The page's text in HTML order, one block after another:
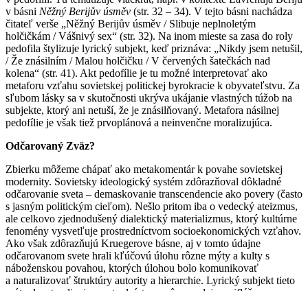
v básni Něžný Berijův úsměv (str. 32 – 34). V tejto básni nachádza
čitateľ verše „Něžný Berijův úsměv / Slibuje neplnoletým
holčičkám / Vášnivý sex“ (str. 32). Na inom mieste sa zasa do roly
pedofila štylizuje lyrický subjekt, keď priznáva: „Nikdy jsem netušil,
/ Že znásilním / Malou holčičku / V červených šatečkách nad
kolena“ (str. 41). Akt pedofílie je tu možné interpretovať ako
metaforu vzťahu sovietskej politickej byrokracie k obyvateľstvu. Za
sľubom lásky sa v skutočnosti ukrýva ukájanie vlastných túžob na
subjekte, ktorý ani netuší, že je znásilňovaný. Metafora násilnej
pedofílie je však tiež prvoplánová a neinvenčne moralizujúca.
Odčarovaný Zväz?
Zbierku môžeme chápať ako metakomentár k povahe sovietskej
modernity. Sovietsky ideologický systém zdôrazňoval dôkladné
odčarovanie sveta – demaskovanie transcendencie ako povery (často
s jasným politickým cieľom). Nešlo pritom iba o vedecký ateizmus,
ale celkovo zjednodušený dialektický materializmus, ktorý kultúrne
fenomény vysvetľuje prostredníctvom socioekonomických vzťahov.
Ako však zdôrazňujú Kruegerove básne, aj v tomto údajne
odčarovanom svete hrali kľúčovú úlohu rôzne mýty a kulty s
náboženskou povahou, ktorých úlohou bolo komunikovať
a naturalizovať štruktúry autority a hierarchie. Lyrický subjekt tieto